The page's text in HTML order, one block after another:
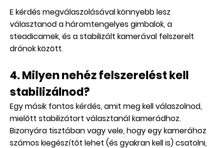
E kérdés megválaszolásával könnyebb lesz
választanod a háromtengelyes gimbalok, a
steadicamek, és a stabilizált kamerával felszerelt
drónok között.
4. Milyen nehéz felszerelést kell
stabilizálnod?
Egy másik fontos kérdés, amit meg kell válaszolnod,
mielőtt stabilizátort választanál kamerádhoz.
Bizonyára tisztában vagy vele, hogy egy kamerához
számos kiegészítőt lehet (és gyakran kell is) csatolni,